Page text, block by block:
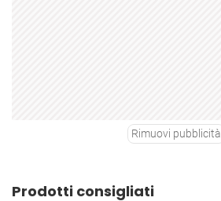
Rimuovi pubblicità
Prodotti consigliati